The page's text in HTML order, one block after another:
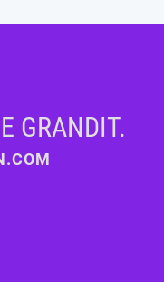
GRANDIT.